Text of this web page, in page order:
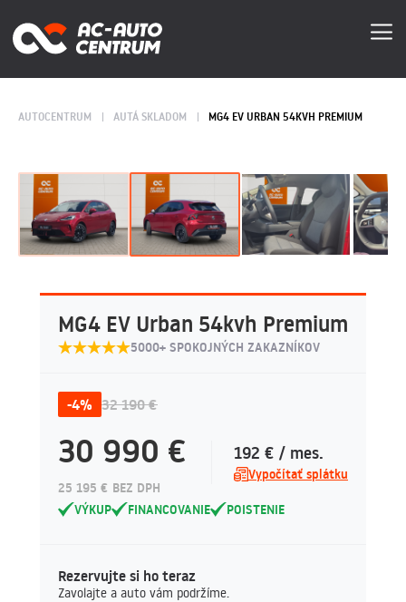
AUTOCENTRUM AUTÁ SKLADOM MG4 EV URBAN 54KVH PREMIUM
MG4 EV Urban 54kvh Premium
5000+ SPOKOJNÝCH ZAKAZNÍKOV
-4% 32 190 €
30 990 €
25 195 € BEZ DPH
192 € / mes.
Vypočítať splátku
VÝKUP
FINANCOVANIE POISTENIE
Rezervujte si ho teraz
Zavolajte a auto vám podržíme.